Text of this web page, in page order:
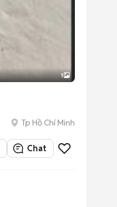
1
Tp Hồ Chí Minh
Chat